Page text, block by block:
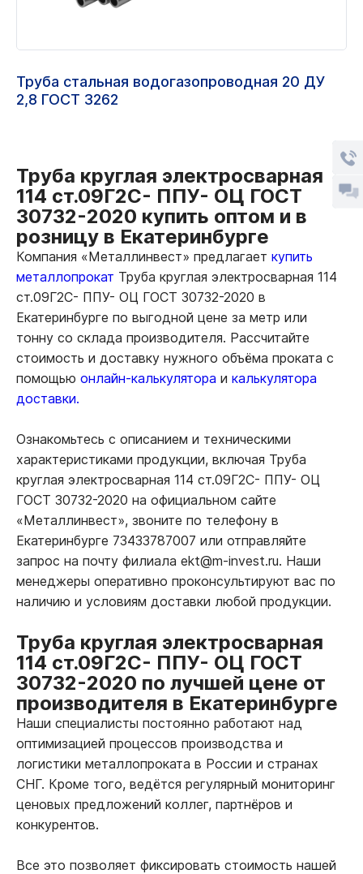
Труба стальная водогазопроводная 20 ДУ
2,8 ГОСТ 3262
Труба круглая электросварная
114 ст.09Г2С- ППУ- ОЦ ГОСТ
30732-2020 купить оптом и в
розницу в Екатеринбурге
Компания «Металлинвест» предлагает купить
металлопрокат Труба круглая электросварная 114
ст.09Г2С- ППУ- ОЦ ГОСТ 30732-2020 в
Екатеринбурге по выгодной цене за метр или
тонну со склада производителя. Рассчитайте
стоимость и доставку нужного объёма проката с
помощью онлайн-калькулятора и калькулятора
доставки.
Ознакомьтесь с описанием и техническими
характеристиками продукции, включая Труба
круглая электросварная 114 ст.09Г2С- ППУ- ОЦ
ГОСТ 30732-2020 на официальном сайте
«Металлинвест», звоните по телефону в
Екатеринбурге 73433787007 или отправляйте
запрос на почту филиала ekt@m-invest.ru. Наши
менеджеры оперативно проконсультируют вас по
наличию и условиям доставки любой продукции.
Труба круглая электросварная
114 ст.09Г2С- ППУ- ОЦ ГОСТ
30732-2020 по лучшей цене от
производителя в Екатеринбурге
Наши специалисты постоянно работают над
оптимизацией процессов производства и
логистики металлопроката в России и странах
СНГ. Кроме того, ведётся регулярный мониторинг
ценовых предложений коллег, партнёров и
конкурентов.
Все это позволяет фиксировать стоимость нашей